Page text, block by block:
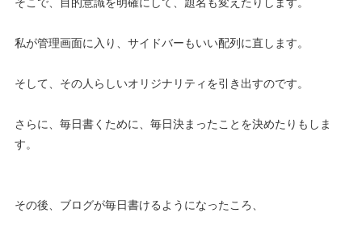
私が管理画面に入り、サイドバーもいい配列に直します。
そして、その人らしいオリジナリティを引き出すのです。
さらに、毎日書くために、毎日決まったことを決めたりもしま
す。
その後、ブログが毎日書けるようになったころ、